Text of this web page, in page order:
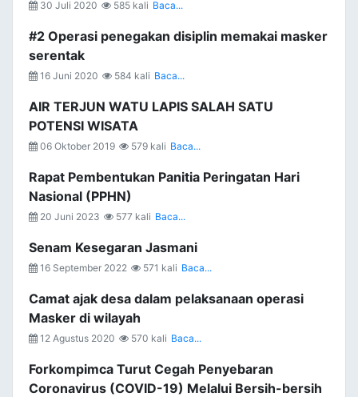
30 Juli 2020 585 kali Baca...
#2 Operasi penegakan disiplin memakai masker
serentak
16 Juni 2020 584 kali Baca...
AIR TERJUN WATU LAPIS SALAH SATU
POTENSI WISATA
06 Oktober 2019 579 kali Baca...
Rapat Pembentukan Panitia Peringatan Hari
Nasional (PPHN)
20 Juni 2023 577 kali Baca...
Senam Kesegaran Jasmani
16 September 2022 571 kali Baca...
Camat ajak desa dalam pelaksanaan operasi
Masker di wilayah
12 Agustus 2020 570 kali Baca...
Forkompimca Turut Cegah Penyebaran
Coronavirus (COVID-19) Melalui Bersih-bersih